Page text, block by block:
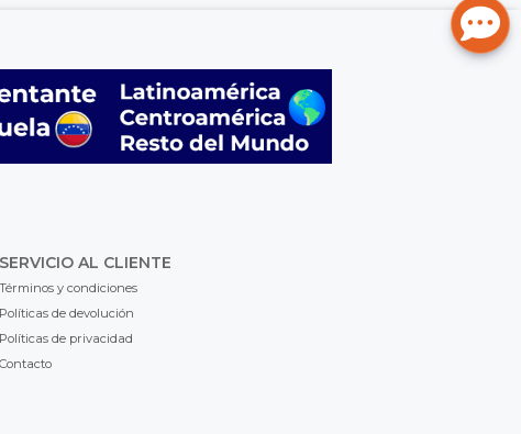
SERVICIO AL CLIENTE
Términos y condiciones
Políticas de devolución
Políticas de privacidad
Contacto